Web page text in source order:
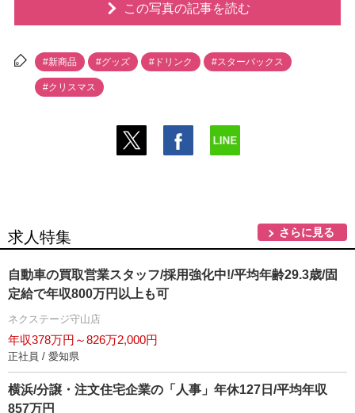
この写真の記事を読む
#新商品 #グッズ #ドリンク #スターバックス
#クリスマス
求人特集 さらに見る
自動車の買取営業スタッフ/採用強化中!/平均年齢29.3歳/固
定給で年収800万円以上も可
ネクステージ守山店
年収378万円～826万2,000円
正社員 / 愛知県
横浜/分譲・注文住宅企業の「人事」年休127日/平均年収
857万円